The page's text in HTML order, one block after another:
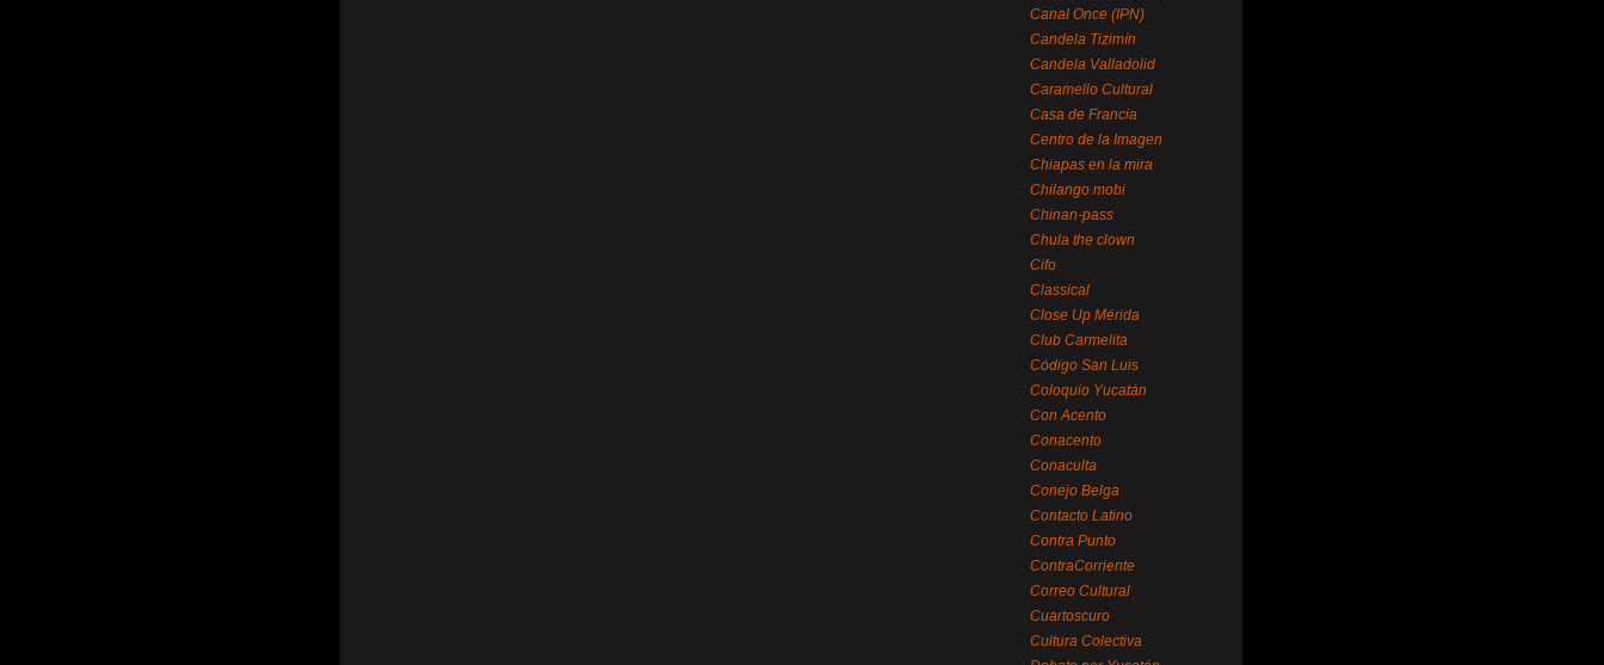
Canal Once (IPN)
Candela Tizimín
Candela Valladolid
Caramello Cultural
Casa de Francia
Centro de la Imagen
Chiapas en la mira
Chilango.mobi
Chinan-pass
Chula the clown
Cifo
Classical
Close Up Mérida
Club Carmelita
Código San Luis
Coloquio Yucatán
Con Acento
Conacento
Conaculta
Conejo Belga
Contacto Latino
Contra Punto
ContraCorriente
Correo Cultural
Cuartoscuro
Cultura Colectiva